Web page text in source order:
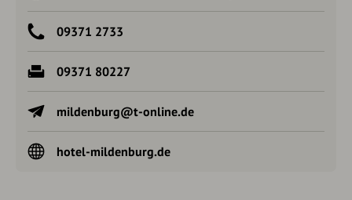
09371 2733
09371 80227
mildenburg@t-online.de
hotel-mildenburg.de